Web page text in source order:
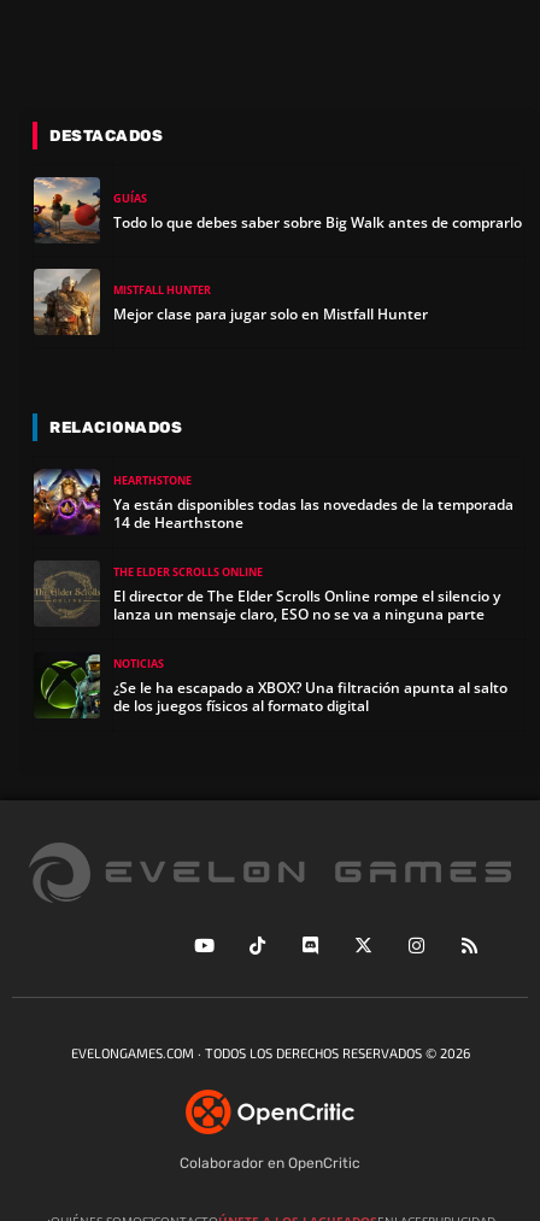
DESTACADOS
GUÍAS
Todo lo que debes saber sobre Big Walk antes de comprarlo
MISTFALL HUNTER
Mejor clase para jugar solo en Mistfall Hunter
RELACIONADOS
HEARTHSTONE
Ya están disponibles todas las novedades de la temporada
14 de Hearthstone
THE ELDER SCROLLS ONLINE
El director de The Elder Scrolls Online rompe el silencio y
lanza un mensaje claro, ESO no se va a ninguna parte
NOTICIAS
¿Se le ha escapado a XBOX? Una filtración apunta al salto
de los juegos físicos al formato digital
EVELONGAMES.COM · TODOS LOS DERECHOS RESERVADOS © 2026
Colaborador en OpenCritic